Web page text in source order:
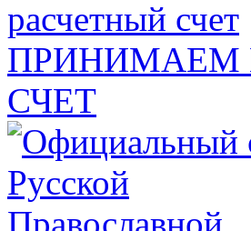
ПРИНИМАЕМ
СЧЕТ